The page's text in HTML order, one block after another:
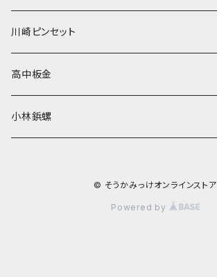
川崎ピンセット
高中板金
小林鋲螺
© そうかみっけオンラインストア
Powered by